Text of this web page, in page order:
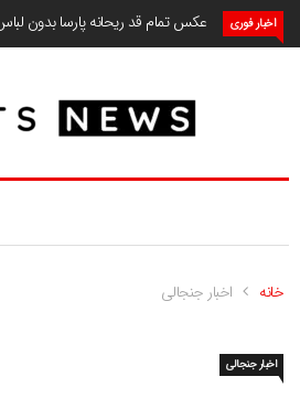
اخبار فوری عکس تمام قد ریحانه پارسا بدون
خانه اخبار جنجالی
اخبار جنجالی